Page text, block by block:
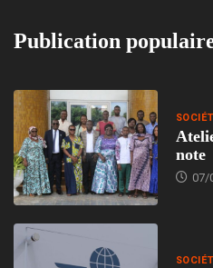
Publication
note
07/